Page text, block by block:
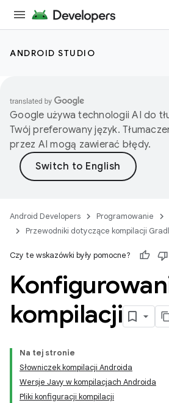
ANDROID STUDIO
Google używa technologii AI do
Twój preferowany język.
przez AI mogą zawierać błędy.
Android Developers Programowanie
Przewodniki dotyczące kompilacji
Czy te wskazówki były pomocne?
kompilacji
Na tej stronie
Słowniczek kompilacji Androida
Wersje Javy w kompilacjach Androida
Pliki konfiguracji kompilacji